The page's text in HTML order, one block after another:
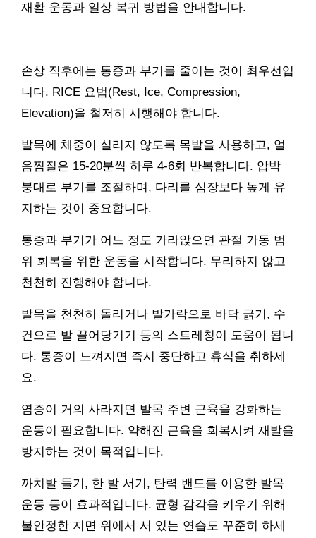
재활 운동과 일상 복귀 방법을 안내합니다.
손상 직후에는 통증과 부기를 줄이는 것이 최우선입
니다. RICE 요법(Rest, Ice, Compression,
Elevation)을 철저히 시행해야 합니다.
발목에 체중이 실리지 않도록 목발을 사용하고, 얼
음찜질은 15-20분씩 하루 4-6회 반복합니다. 압박
붕대로 부기를 조절하며, 다리를 심장보다 높게 유
지하는 것이 중요합니다.
통증과 부기가 어느 정도 가라앉으면 관절 가동 범
위 회복을 위한 운동을 시작합니다. 무리하지 않고
천천히 진행해야 합니다.
발목을 천천히 돌리거나 발가락으로 바닥 긁기, 수
건으로 발 끌어당기기 등의 스트레칭이 도움이 됩니
다. 통증이 느껴지면 즉시 중단하고 휴식을 취하세
요.
염증이 거의 사라지면 발목 주변 근육을 강화하는
운동이 필요합니다. 약해진 근육을 회복시켜 재발을
방지하는 것이 목적입니다.
까치발 들기, 한 발 서기, 탄력 밴드를 이용한 발목
운동 등이 효과적입니다. 균형 감각을 키우기 위해
불안정한 지면 위에서 서 있는 연습도 꾸준히 하세